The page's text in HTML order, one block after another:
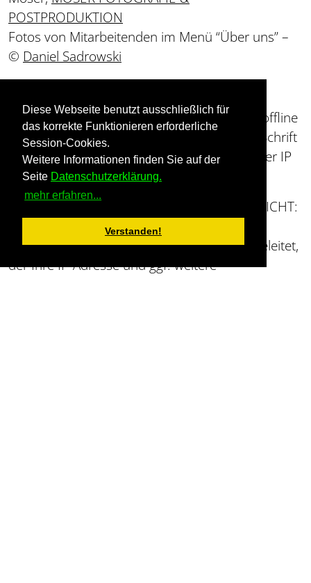
Diese Webseite benutzt ausschließlich für
das korrekte Funktionieren erforderliche
Session-Cookies.
Weitere Informationen finden Sie auf der
Seite Datenschutzerklärung.
mehr erfahren...
Verstanden!
POSTPRODUKTION
Fotos von Mitarbeitenden im Menü “Über uns” –
© Daniel Sadrowski
Wir setzen Google Fonts ein. Diese wurden offline
verfügbar gemacht, sodass beim Abruf der Schrift
durch den Nutzer dieser Website keine Nutzer IP
an Google gesendet wird.
Folgende Schriften werden eingesetzt (VORSICHT:
Durch Anklicken der untenstehenden Links
werden Sie zu einem Google-Server weitergeleitet,
der Ihre IP-Adresse und ggf. weitere